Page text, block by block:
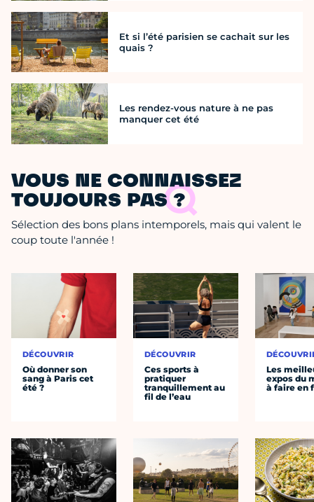
Et si l’été parisien se cachait sur les
quais ?
Les rendez-vous nature à ne pas
manquer cet été
VOUS NE CONNAISSEZ
TOUJOURS PAS ?
Sélection des bons plans intemporels, mais qui valent le
coup toute l'année !
DÉCOUVRIR
Où donner son
sang à Paris cet
été ?
DÉCOUVRIR
Ces sports à
pratiquer
tranquillement au
fil de l’eau
Les
expos du
à faire en